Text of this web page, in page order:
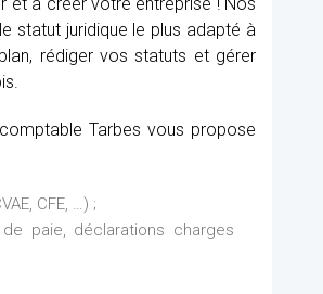
statut juridique le plus adapté à
rédiger vos statuts et gérer
Tarbes vous propose
CFE, …) ;
paie, déclarations charges